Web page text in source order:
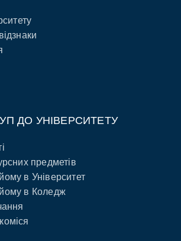
ДО УНІВЕРСИТЕТУ
предметів
в Університет
в Коледж